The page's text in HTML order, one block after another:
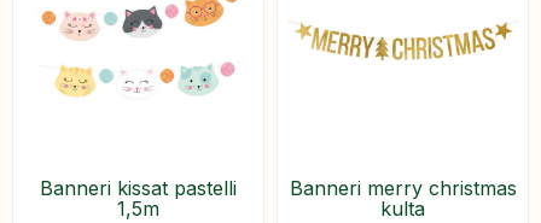
Banneri kissat pastelli
1,5m
Banneri merry christmas
kulta